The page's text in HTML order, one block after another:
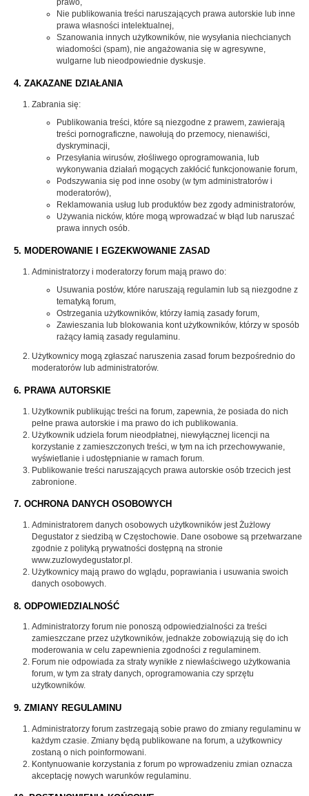
prawo,
Nie publikowania treści naruszających prawa autorskie lub inne
prawa własności intelektualnej,
Szanowania innych użytkowników, nie wysyłania niechcianych
wiadomości (spam), nie angażowania się w agresywne,
wulgarne lub nieodpowiednie dyskusje.
4. ZAKAZANE DZIAŁANIA
Zabrania się:
Publikowania treści, które są niezgodne z prawem, zawierają
treści pornograficzne, nawołują do przemocy, nienawiści,
dyskryminacji,
Przesyłania wirusów, złośliwego oprogramowania, lub
wykonywania działań mogących zakłócić funkcjonowanie forum,
Podszywania się pod inne osoby (w tym administratorów i
moderatorów),
Reklamowania usług lub produktów bez zgody administratorów,
Używania nicków, które mogą wprowadzać w błąd lub naruszać
prawa innych osób.
5. MODEROWANIE I EGZEKWOWANIE ZASAD
Administratorzy i moderatorzy forum mają prawo do:
Usuwania postów, które naruszają regulamin lub są niezgodne z
tematyką forum,
Ostrzegania użytkowników, którzy łamią zasady forum,
Zawieszania lub blokowania kont użytkowników, którzy w sposób
rażący łamią zasady regulaminu.
Użytkownicy mogą zgłaszać naruszenia zasad forum bezpośrednio do
moderatorów lub administratorów.
6. PRAWA AUTORSKIE
Użytkownik publikując treści na forum, zapewnia, że posiada do nich
pełne prawa autorskie i ma prawo do ich publikowania.
Użytkownik udziela forum nieodpłatnej, niewyłącznej licencji na
korzystanie z zamieszczonych treści, w tym na ich przechowywanie,
wyświetlanie i udostępnianie w ramach forum.
Publikowanie treści naruszających prawa autorskie osób trzecich jest
zabronione.
7. OCHRONA DANYCH OSOBOWYCH
Administratorem danych osobowych użytkowników jest Żużlowy
Degustator z siedzibą w Częstochowie. Dane osobowe są przetwarzane
zgodnie z polityką prywatności dostępną na stronie
www.zuzlowydegustator.pl.
Użytkownicy mają prawo do wglądu, poprawiania i usuwania swoich
danych osobowych.
8. ODPOWIEDZIALNOŚĆ
Administratorzy forum nie ponoszą odpowiedzialności za treści
zamieszczane przez użytkowników, jednakże zobowiązują się do ich
moderowania w celu zapewnienia zgodności z regulaminem.
Forum nie odpowiada za straty wynikłe z niewłaściwego użytkowania
forum, w tym za straty danych, oprogramowania czy sprzętu
użytkowników.
9. ZMIANY REGULAMINU
Administratorzy forum zastrzegają sobie prawo do zmiany regulaminu w
każdym czasie. Zmiany będą publikowane na forum, a użytkownicy
zostaną o nich poinformowani.
Kontynuowanie korzystania z forum po wprowadzeniu zmian oznacza
akceptację nowych warunków regulaminu.